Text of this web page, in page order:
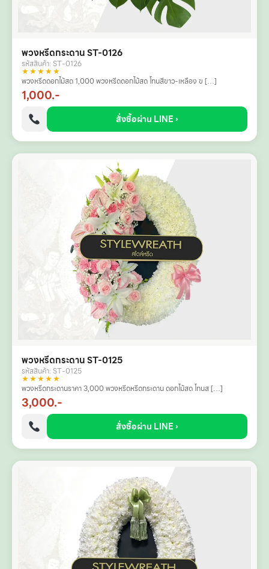
พวงหรีดกระดาน ST-0126
รหัสสินค้า: ST-0126
★★★★★
พวงหรีดดอกไม้สด 1,000 พวงหรีดดอกไม้สด โทนสีขาว-เหลือง ข […]
1,000.-
สั่งซื้อผ่าน LINE ›
พวงหรีดกระดาน ST-0125
รหัสสินค้า: ST-0125
★★★★★
พวงหรีดกระดานราคา 3,000 พวงหรีดหรีดกระดาน ดอกไม้สด โทนส […]
3,000.-
สั่งซื้อผ่าน LINE ›